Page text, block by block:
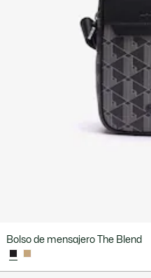
Bolso de mensajero The Blend